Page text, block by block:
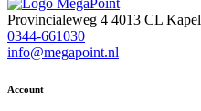
Provincialeweg 4 4013 CL
0344-661030
info@megapoint.nl
Account